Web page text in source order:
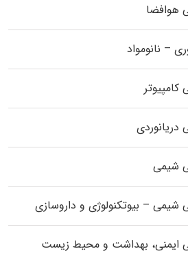
هوافضا
– نانومواد
شیمی
– بیوتکنولوژی و داروسازی
ایمنی، بهداشت و محیط زیست